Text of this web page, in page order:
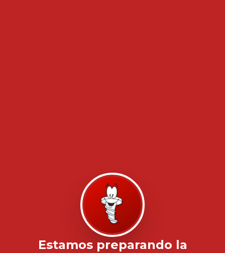
Estamos preparando la